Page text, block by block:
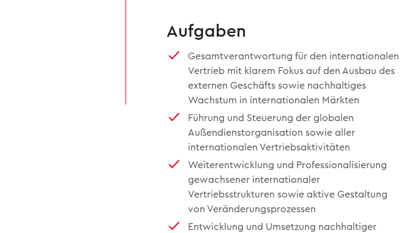
Aufgaben
Gesamtverantwortung für den internationalen
Vertrieb mit klarem Fokus auf den Ausbau des
externen Geschäfts sowie nachhaltiges
Wachstum in internationalen Märkten
Führung und Steuerung der globalen
Außendienstorganisation sowie aller
internationalen Vertriebsaktivitäten
Weiterentwicklung und Professionalisierung
gewachsener internationaler
Vertriebsstrukturen sowie aktive Gestaltung
von Veränderungsprozessen
Entwicklung und Umsetzung nachhaltiger